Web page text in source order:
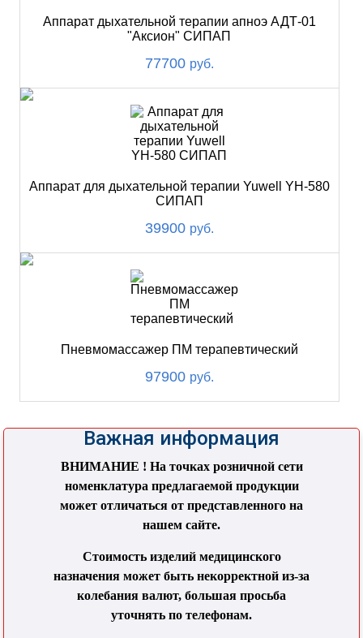
Аппарат дыхательной терапии апноэ АДТ-01
"Аксион" СИПАП
77700 руб.
Аппарат для дыхательной терапии Yuwell YH-580
СИПАП
39900 руб.
Пневмомассажер ПМ терапевтический
97900 руб.
Важная информация
ВНИМАНИЕ ! На точках розничной сети
номенклатура предлагаемой продукции
может отличаться от представленного на
нашем сайте.
Стоимость изделий медицинского
назначения может быть некорректной из-за
колебания валют, большая просьба
уточнять по телефонам.